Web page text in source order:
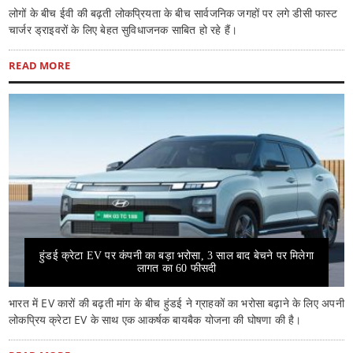
लोगों के बीच ईवी की बढ़ती लोकप्रियता के बीच सार्वजनिक जगहों पर लगे डीसी फास्ट
चार्जर ड्राइवरों के लिए बेहत सुविधाजनक साबित हो रहे हैं।
READ MORE
हुंडई क्रेटा EV पर कंपनी का बड़ा भरोसा, 3 साल बाद बेचने पर मिलेगा
लागत का 60 फीसदी
भारत में EV कारों की बढ़ती मांग के बीच हुंडई ने ग्राहकों का भरोसा बढ़ाने के लिए अपनी
लोकप्रिय क्रेटा EV के साथ एक आकर्षक बायबैक योजना की घोषणा की है।